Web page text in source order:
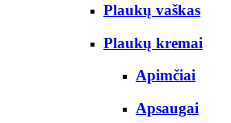
Plaukų vaškas
Plaukų kremai
Apimčiai
Apsaugai